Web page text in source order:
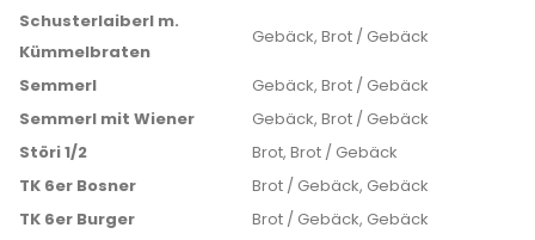
Schusterlaiberl m.
Kümmelbraten
Gebäck, Brot / Gebäck
Semmerl
Gebäck, Brot / Gebäck
Semmerl mit Wiener
Gebäck, Brot / Gebäck
Störi 1/2
Brot, Brot / Gebäck
TK 6er Bosner
Brot / Gebäck, Gebäck
TK 6er Burger
Brot / Gebäck, Gebäck